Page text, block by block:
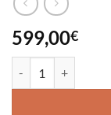
599,00€